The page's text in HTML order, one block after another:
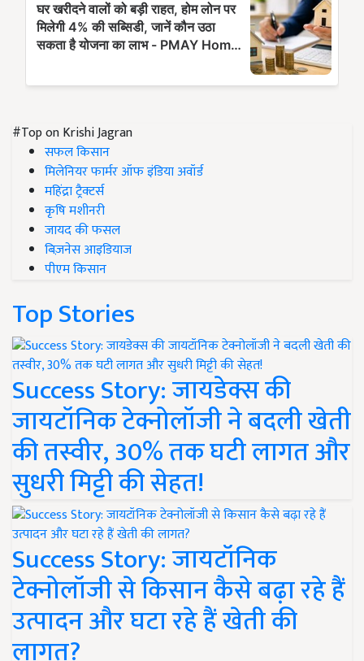
#Top on Krishi Jagran
सफल किसान
मिलेनियर फार्मर ऑफ इंडिया अवॉर्ड
महिंद्रा ट्रैक्टर्स
कृषि मशीनरी
जायद की फसल
बिज़नेस आइडियाज
पीएम किसान
Top Stories
Success Story: जायडेक्स की
जायटॉनिक टेक्नोलॉजी ने बदली खेती
की तस्वीर, 30% तक घटी लागत और
सुधरी मिट्टी की सेहत!
Success Story: जायटॉनिक
टेक्नोलॉजी से किसान कैसे बढ़ा रहे हैं
उत्पादन और घटा रहे हैं खेती की